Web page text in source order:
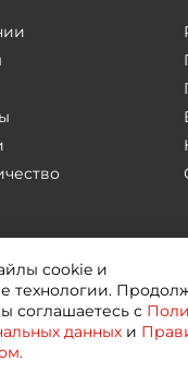
cookie и
технологии.
соглашаетесь с
данных и